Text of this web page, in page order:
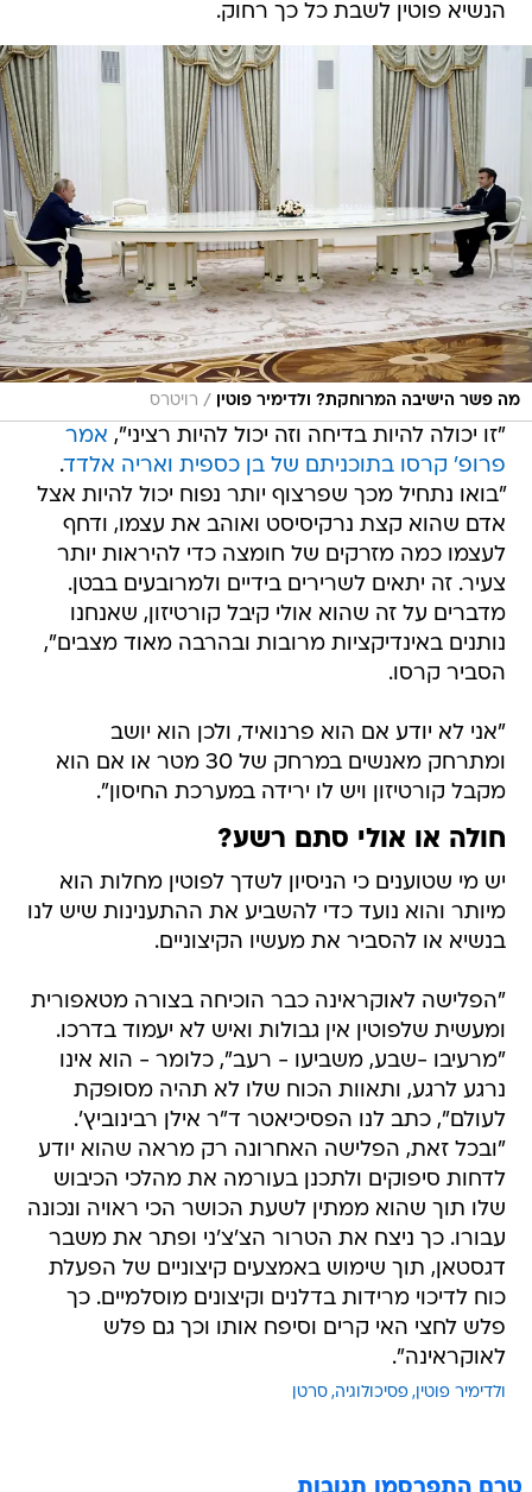
הנשיא פוטין לשבת כל כך רחוק.
מה פשר הישיבה המרוחקת? ולדימיר פוטין / רויטרס
"זו יכולה להיות בדיחה וזה יכול להיות רציני", אמר
פרופ' קרסו בתוכניתם של בן כספית ואריה אלדד.
"בואו נתחיל מכך שפרצוף יותר נפוח יכול להיות אצל
אדם שהוא קצת נרקיסיסט ואוהב את עצמו, ודחף
לעצמו כמה מזרקים של חומצה כדי להיראות יותר
צעיר. זה יתאים לשרירים בידיים ולמרובעים בבטן.
מדברים על זה שהוא אולי קיבל קורטיזון, שאנחנו
נותנים באינדיקציות מרובות ובהרבה מאוד מצבים",
הסביר קרסו.
"אני לא יודע אם הוא פרנואיד, ולכן הוא יושב
ומתרחק מאנשים במרחק של 30 מטר או אם הוא
מקבל קורטיזון ויש לו ירידה במערכת החיסון".
חולה או אולי סתם רשע?
יש מי שטוענים כי הניסיון לשדך לפוטין מחלות הוא
מיותר והוא נועד כדי להשביע את ההתענינות שיש לנו
בנשיא או להסביר את מעשיו הקיצוניים.
"הפלישה לאוקראינה כבר הוכיחה בצורה מטאפורית
ומעשית שלפוטין אין גבולות ואיש לא יעמוד בדרכו.
"מרעיבו -שבע, משביעו - רעב", כלומר - הוא אינו
נרגע לרגע, ותאוות הכוח שלו לא תהיה מסופקת
לעולם", כתב לנו הפסיכיאטר ד"ר אילן רבינוביץ'.
"ובכל זאת, הפלישה האחרונה רק מראה שהוא יודע
לדחות סיפוקים ולתכנן בעורמה את מהלכי הכיבוש
שלו תוך שהוא ממתין לשעת הכושר הכי ראויה ונכונה
עבורו. כך ניצח את הטרור הצ'צ'ני ופתר את משבר
דגסטאן, תוך שימוש באמצעים קיצוניים של הפעלת
כוח לדיכוי מרידות בדלנים וקיצונים מוסלמיים. כך
פלש לחצי האי קרים וסיפח אותו וכך גם פלש
לאוקראינה".
ולדימיר פוטין פסיכולוגיה סרטן